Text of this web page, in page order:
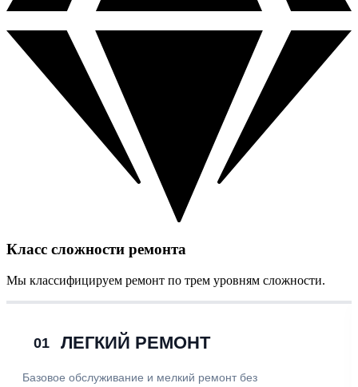
Класс сложности ремонта
Мы классифицируем ремонт по трем уровням сложности.
01 ЛЕГКИЙ РЕМОНТ
Базовое обслуживание и мелкий ремонт без